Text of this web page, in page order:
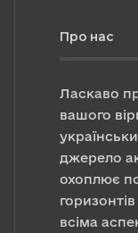
Про нас
Ласкаво
вашого
джерело
охоплює
всіма